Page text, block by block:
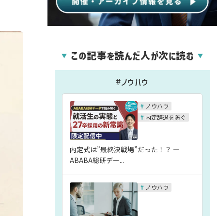
▼ この記事を読んだ人が次に読む ▼
#ノウハウ
# ノウハウ
# 内定辞退を防ぐ
内定式は”最終決戦場”だった！？ ―
ABABA総研デー...
# ノウハウ